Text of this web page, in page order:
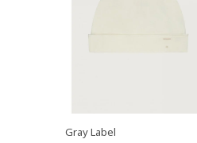
Gray Label